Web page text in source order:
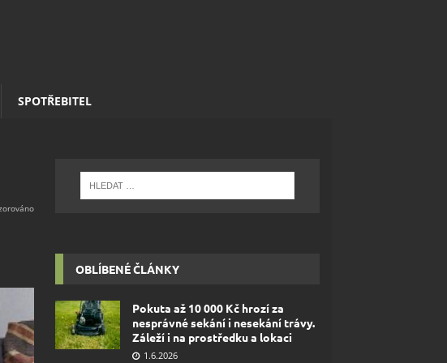
SPOTŘEBITEL
OBLÍBENÉ ČLÁNKY
Pokuta až 10 000 Kč hrozí za
nesprávné sekání i nesekání trávy.
Záleží i na prostředku a lokaci
1.6.2026